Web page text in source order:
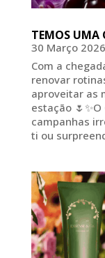
TEMOS UMA
30 Março 2026
Com a
renovar
aproveitar as
estação
campanhas
ti ou